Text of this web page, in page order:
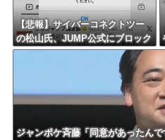
【悲報】サイバーコネクトツー
の松山氏、JUMP公式にブロック
されるｗｗｗｗｗｗｗｗｗｗｗ
ジャンポケ斉藤「同意があったん